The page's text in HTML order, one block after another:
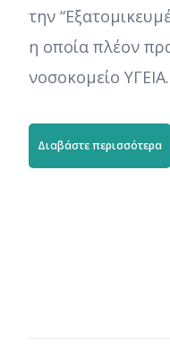
την
η οποία πλέον
νοσοκομείο
Διαβάστε περισσότερα